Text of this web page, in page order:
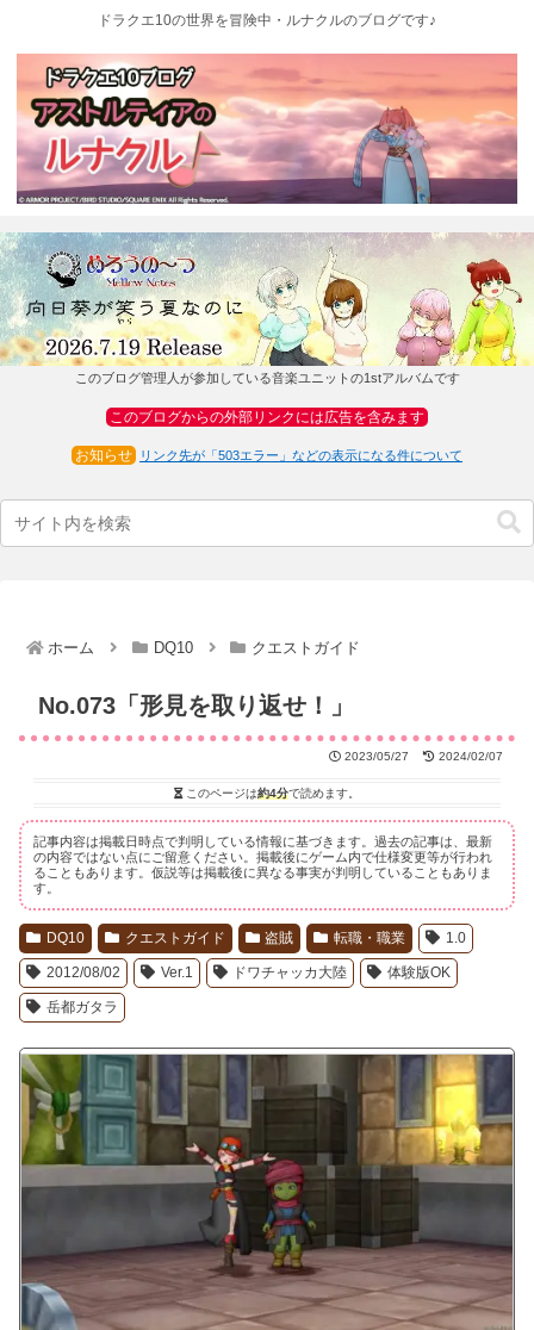
ドラクエ10の世界を冒険中・ルナクルのブログです♪
このブログ管理人が参加している音楽ユニットの1stアルバムです
このブログからの外部リンクには広告を含みます
お知らせ リンク先が「503エラー」などの表示になる件について
ホーム DQ10 クエストガイド
No.073「形見を取り返せ！」
2023/05/27 2024/02/07
このページは約4分で読めます。
記事内容は掲載日時点で判明している情報に基づきます。過去の記事は、最新
の内容ではない点にご留意ください。掲載後にゲーム内で仕様変更等が行われ
ることもあります。仮説等は掲載後に異なる事実が判明していることもありま
す。
DQ10 クエストガイド 盗賊 転職・職業 1.0
2012/08/02 Ver.1 ドワチャッカ大陸 体験版OK
岳都ガタラ